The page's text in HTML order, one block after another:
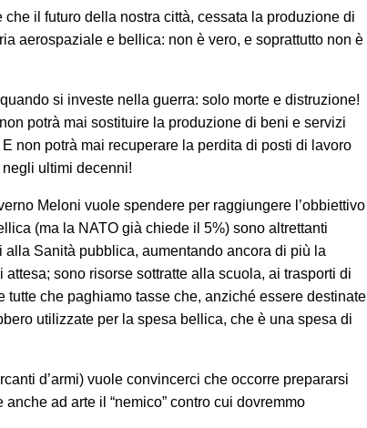
che il futuro della nostra città, cessata la produzione di
aerospaziale e bellica: non è vero, e soprattutto non è
si investe nella guerra: solo morte e distruzione!
potrà mai sostituire la produzione di beni e servizi
non potrà mai recuperare la perdita di posti di lavoro
ultimi decenni!
Meloni vuole spendere per raggiungere l’obbiettivo
(ma la NATO già chiede il 5%) sono altrettanti
alla Sanità pubblica, aumentando ancora di più la
sono risorse sottratte alla scuola, ai trasporti di
tutte che paghiamo tasse che, anziché essere destinate
utilizzate per la spesa bellica, che è una spesa di
d’armi) vuole convincerci che occorre prepararsi
ad arte il “nemico” contro cui dovremmo